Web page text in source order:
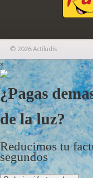
© 2026 Actiludis
×
¿Pagas
de la luz?
Reducimos tu
segundos